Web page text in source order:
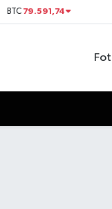
BTC 79.591,74